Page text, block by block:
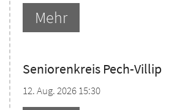
Mehr
Seniorenkreis Pech-Villip
12. Aug. 2026 15:30